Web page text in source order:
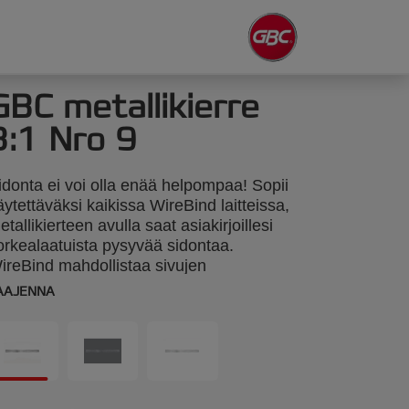
metallikierre
Nro 9
ei voi olla enää helpompaa! Sopii
kaikissa WireBind laitteissa,
avulla saat asiakirjoillesi
pysyvää sidontaa.
mahdollistaa sivujen
360 astetta ja taittuu helposti
A4 koko. Pakkaus: 100.